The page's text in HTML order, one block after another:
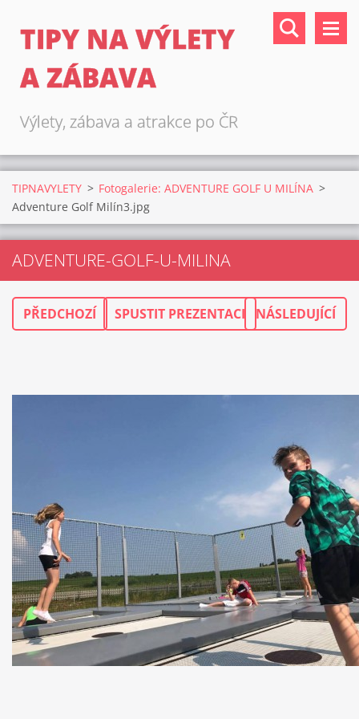
TIPY NA VÝLETY
A ZÁBAVA
Výlety, zábava a atrakce po ČR
TIPNAVYLETY > Fotogalerie: ADVENTURE GOLF U MILÍNA >
Adventure Golf Milín3.jpg
ADVENTURE-GOLF-U-MILINA
PŘEDCHOZÍ SPUSTIT PREZENTACI NÁSLEDUJÍCÍ